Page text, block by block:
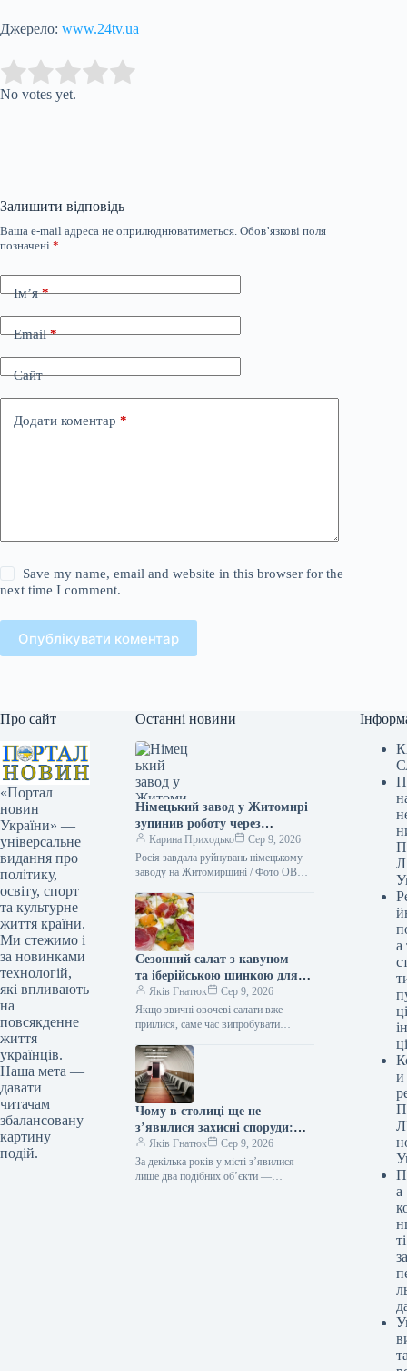
Джерело: www.24tv.ua
Rate this item:
No votes yet.
Залишити відповідь
Ваша e-mail адреса не оприлюднюватиметься. Обов’язкові поля
позначені *
Ім’я*
Email*
Сайт
Додати коментар *
Save my name, email and website in this browser for the
next time I comment.
Опублікувати коментар
Про сайт
«Портал
новин
України» —
універсальне
видання про
політику,
освіту, спорт
та культурне
життя країни.
Ми стежимо і
за новинками
технологій,
які впливають
на
повсякденне
життя
українців.
Наша мета —
давати
читачам
збалансовану
картину
подій.
Останні новини
Німецький завод у Житомирі
зупинив роботу через
російську атаку, що зачепило
3500 працівників.
Карина Приходько
Сер 9, 2026
Росія завдала руйнувань німецькому
заводу на Житомирщині / Фото ОВА
на Житомир. Внаслідок обстрілу
постраждало…
Сезонний салат з кавуном
та іберійською шинкою для
цінителів вишуканих смаків
Яків Гнатюк
Сер 9, 2026
Якщо звичні овочеві салати вже
приїлися, саме час випробувати
фудблогерів у всьому світі. Солодка
диня, вершковий сир…
Чому в столиці ще не
з’явилися захисні споруди:
відповідь спантеличить
Яків Гнатюк
Сер 9, 2026
За декілька років у місті з’явилися
лише два подібних об’єкти —
Л
а
ці
и
а